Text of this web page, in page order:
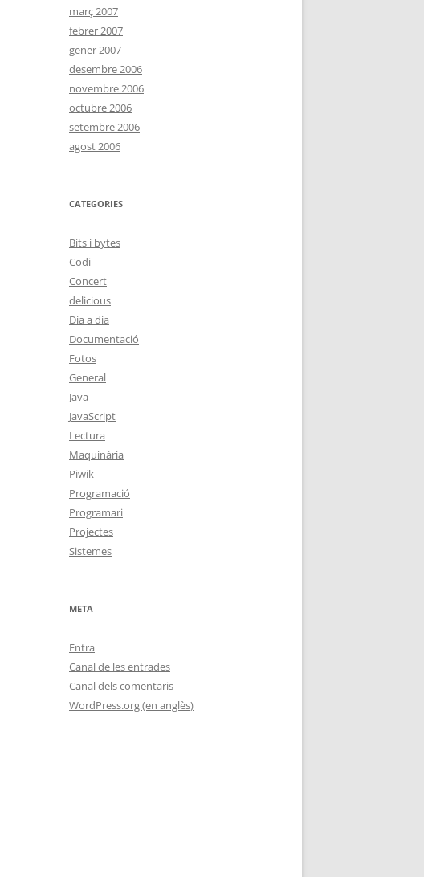
març 2007
febrer 2007
gener 2007
desembre 2006
novembre 2006
octubre 2006
setembre 2006
agost 2006
CATEGORIES
Bits i bytes
Codi
Concert
delicious
Dia a dia
Documentació
Fotos
General
Java
JavaScript
Lectura
Maquinària
Piwik
Programació
Programari
Projectes
Sistemes
META
Entra
Canal de les entrades
Canal dels comentaris
WordPress.org (en anglès)